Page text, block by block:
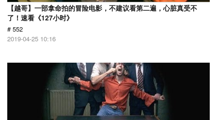
【越哥】一部拿命拍的冒险电影，不建议看第二遍，心脏真受不
了！速看《127小时》
# 552
2019-04-25 10:16